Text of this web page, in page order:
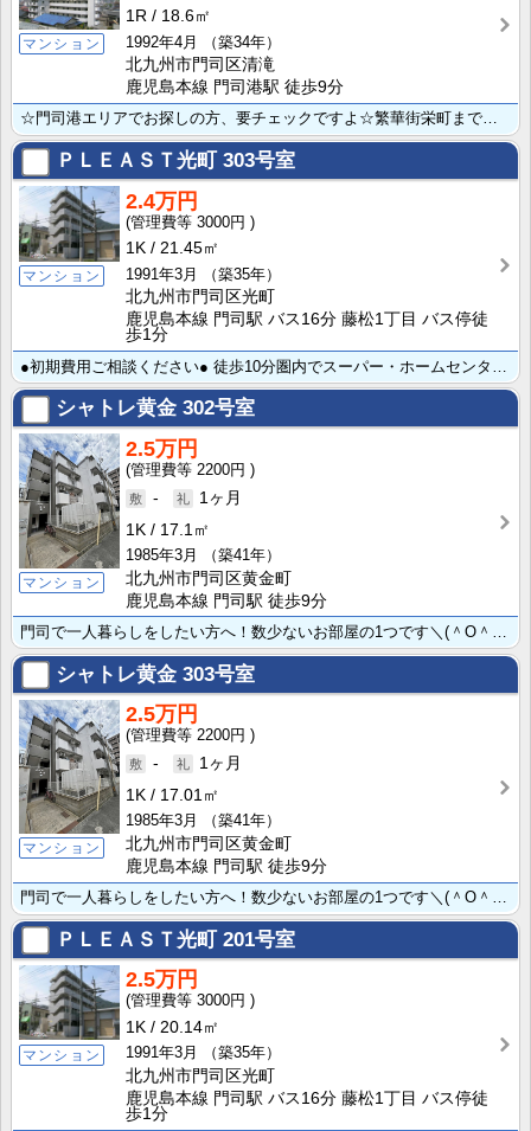
マンション
1R
18.6㎡
1992年4月
（築34年）
北九州市門司区清滝
鹿児島本線 門司港駅 徒歩9分
☆門司港エリアでお探しの方、要チェックですよ☆繁華街栄町まで約400mほどと、ビジネスに通学に便利で･･･
ＰＬＥＡＳＴ光町303号室
マンション
2.4万円
3000円
1K
21.45㎡
1991年3月
（築35年）
北九州市門司区光町
鹿児島本線 門司駅 バス16分 藤松1丁目 バス停徒
歩1分
シャトレ黄金 302号室
マンション
2.5万円
2200円
-
1ヶ月
1K
17.1㎡
1985年3月
（築41年）
北九州市門司区黄金町
鹿児島本線 門司駅 徒歩9分
シャトレ黄金 303号室
マンション
2.5万円
2200円
-
1ヶ月
1K
17.01㎡
1985年3月
（築41年）
北九州市門司区黄金町
鹿児島本線 門司駅 徒歩9分
ＰＬＥＡＳＴ光町201号室
マンション
2.5万円
3000円
1K
20.14㎡
1991年3月
（築35年）
北九州市門司区光町
鹿児島本線 門司駅 バス16分 藤松1丁目 バス停徒
歩1分